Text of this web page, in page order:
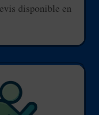
disponible en